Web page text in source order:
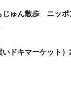
じゅん散歩 ニッポ
ドキマーケット